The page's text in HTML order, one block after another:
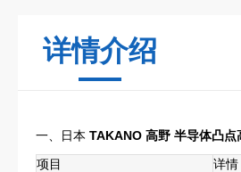
详情介绍
一、日本 TAKANO 高野 半导体凸点
项目
详情